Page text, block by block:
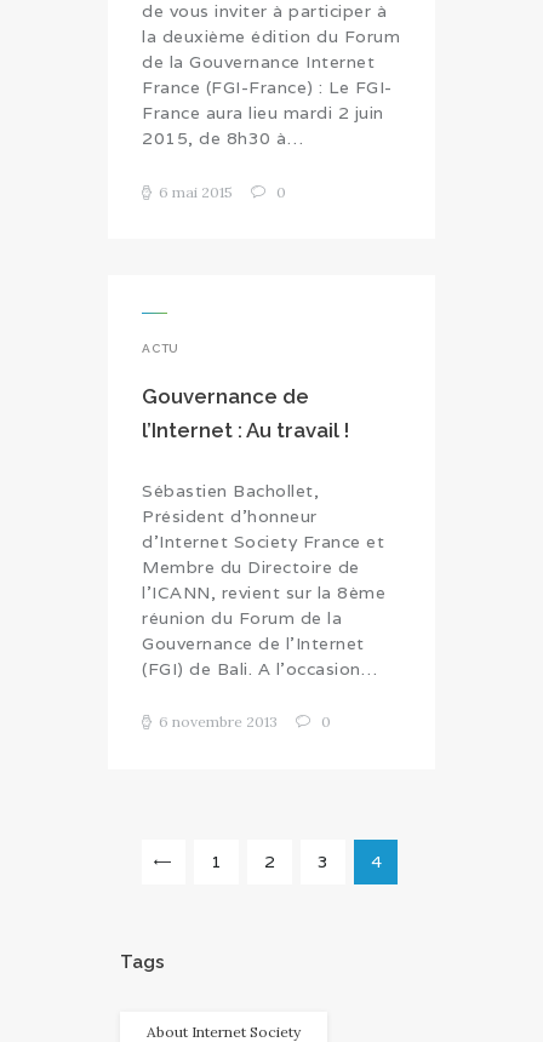
de vous inviter à participer à
la deuxième édition du Forum
de la Gouvernance Internet
France (FGI-France) : Le FGI-
France aura lieu mardi 2 juin
2015, de 8h30 à…
6 mai 2015 0
ACTU
Gouvernance de
l’Internet : Au travail !
Sébastien Bachollet,
Président d'honneur
d'Internet Society France et
Membre du Directoire de
l'ICANN, revient sur la 8ème
réunion du Forum de la
Gouvernance de l’Internet
(FGI) de Bali. A l’occasion…
6 novembre 2013 0
<
PAGE
1 PAGE
2 PAGE
3 PAGE
4
Tags
About Internet Society